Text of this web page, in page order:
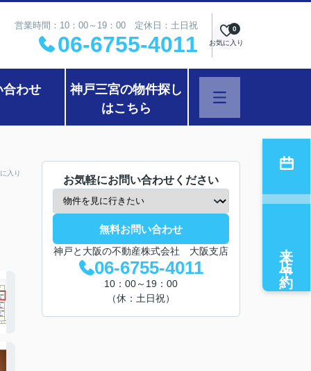
営業時間：10：00～19：00 定休日：土日祝
06-6755-4011 お気に入り
0
合わせ
神戸三宮の物件探し
はこちら
入り
お気軽にお問い合わせください
無料お問い合わせ
神戸と大阪の不動産株式会社 大阪支店
06-6755-4011
10：00～19：00
（休：土日祝）
来店予約